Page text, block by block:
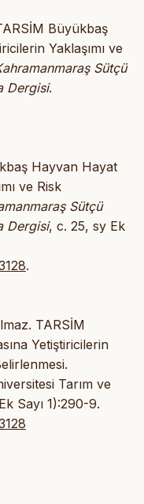
Büyükbaş
Yaklaşımı ve
Sütçü
Dergisi.
Hayvan Hayat
ve Risk
Sütçü
Dergisi, c. 25, sy Ek
.
TARSİM
Yetiştiricilerin
Tarım ve
Sayı 1):290-9.